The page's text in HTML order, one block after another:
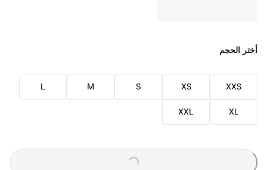
أختر الحجم
XXS
XS
S
M
L
XL
XXL
...